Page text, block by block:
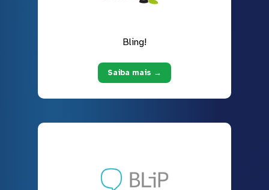
Bling!
Saiba mais →